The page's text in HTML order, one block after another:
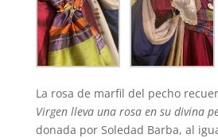
La rosa de marfil del pecho
Virgen lleva una rosa en su divina
donada por Soledad Barba, al